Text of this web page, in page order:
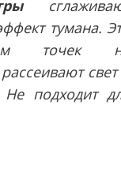
тумана.
точек
Не подходит